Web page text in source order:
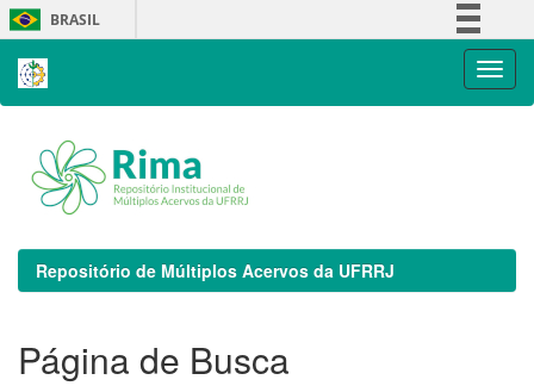
Skip
navigation
BRASIL
Repositório de Múltiplos Acervos da UFRRJ
Página de Busca